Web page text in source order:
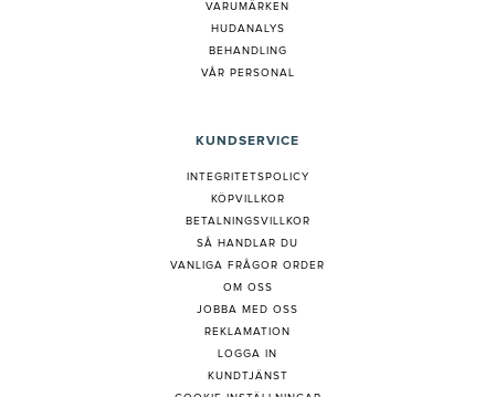
VARUMÄRKEN
HUDANALYS
BEHANDLING
VÅR PERSONAL
KUNDSERVICE
INTEGRITETSPOLICY
KÖPVILLKOR
BETALNINGSVILLKOR
SÅ HANDLAR DU
VANLIGA FRÅGOR ORDER
OM OSS
JOBBA MED OSS
REKLAMATION
LOGGA IN
KUNDTJÄNST